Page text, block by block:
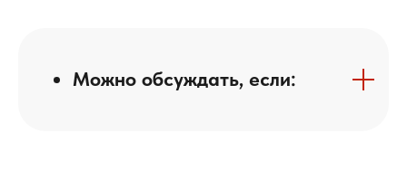
Можно обсуждать, если: